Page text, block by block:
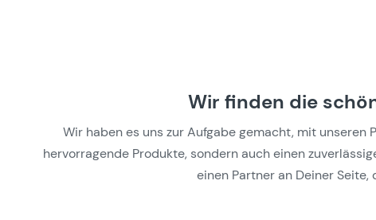
Wir finden die
Wir haben es uns zur Aufgabe gemacht, mit
hervorragende Produkte, sondern auch einen
einen Partner an Deiner